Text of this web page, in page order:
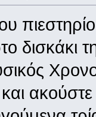
δισκάκι
και